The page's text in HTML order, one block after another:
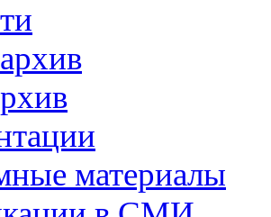
материалы